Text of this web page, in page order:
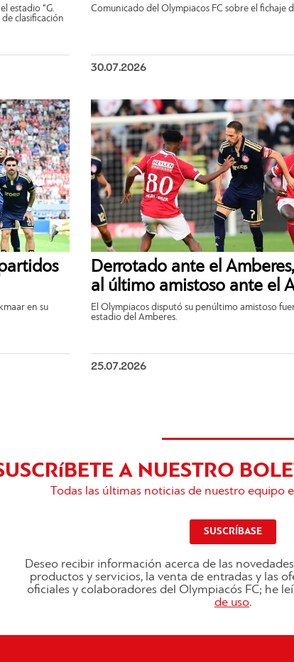
estadio “G.
clasificación
Comunicado del Olympiacos FC sobre el fichaje
30.07.2026
en su
Derrotado ante el
al último amistoso ante el
El Olympiacos disputó su penúltimo amistoso
estadio del Amberes.
25.07.2026
A NUESTRO
Todas las últimas noticias de nuestro equipo
SUSCRÍBASE
Deseo recibir información acerca de las
productos y servicios, la venta de entradas y las
oficiales y colaboradores del Olympiacós FC; he
de uso.